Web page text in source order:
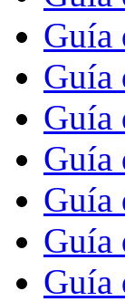
Guía
Guía
Guía
Guía
Guía
Guía
Guía